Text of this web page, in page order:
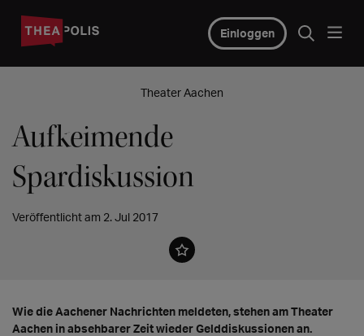
Einloggen
Theater Aachen
Aufkeimende
Spardiskussion
Veröffentlicht am 2. Jul 2017
Wie die Aachener Nachrichten meldeten, stehen am Theater
Aachen in absehbarer Zeit wieder Gelddiskussionen an.